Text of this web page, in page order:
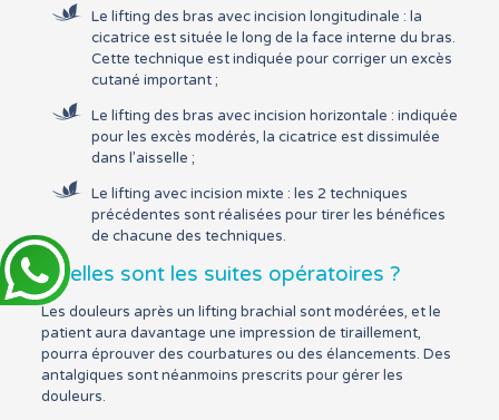
Le lifting des bras avec incision longitudinale : la
cicatrice est située le long de la face interne du bras.
Cette technique est indiquée pour corriger un excès
cutané important ;
Le lifting des bras avec incision horizontale : indiquée
pour les excès modérés, la cicatrice est dissimulée
dans l’aisselle ;
Le lifting avec incision mixte : les 2 techniques
précédentes sont réalisées pour tirer les bénéfices
de chacune des techniques.
Quelles sont les suites opératoires ?
Les douleurs après un lifting brachial sont modérées, et le
patient aura davantage une impression de tiraillement,
pourra éprouver des courbatures ou des élancements. Des
antalgiques sont néanmoins prescrits pour gérer les
douleurs.